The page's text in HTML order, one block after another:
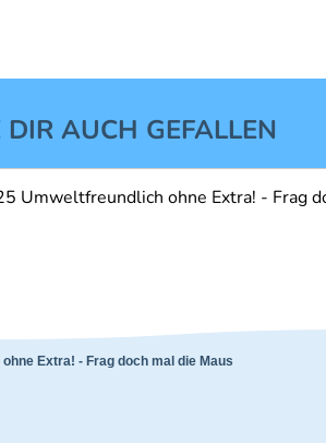
AUCH GEFALLEN
09/2025 Umweltfreundlich ohne Extra! - Frag doch mal die Maus